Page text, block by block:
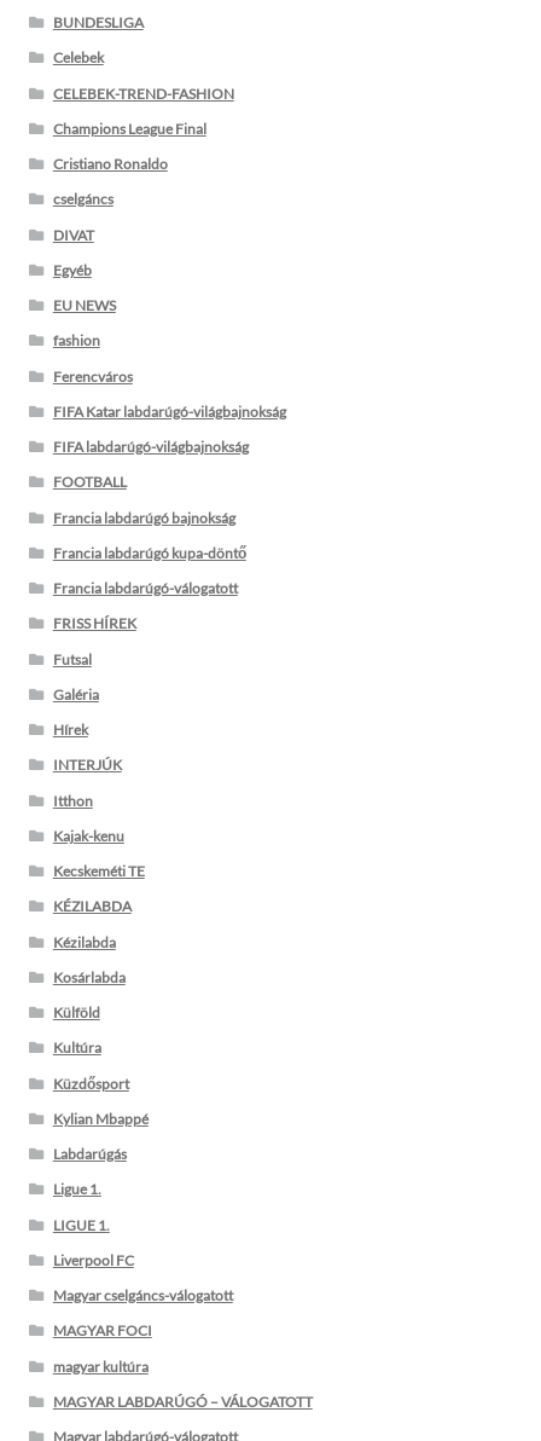
BUNDESLIGA
Celebek
CELEBEK-TREND-FASHION
Champions League Final
Cristiano Ronaldo
cselgáncs
DIVAT
Egyéb
EU NEWS
fashion
Ferencváros
FIFA Katar labdarúgó-világbajnokság
FIFA labdarúgó-világbajnokság
FOOTBALL
Francia labdarúgó bajnokság
Francia labdarúgó kupa-döntő
Francia labdarúgó-válogatott
FRISS HÍREK
Futsal
Galéria
Hírek
INTERJÚK
Itthon
Kajak-kenu
Kecskeméti TE
KÉZILABDA
Kézilabda
Kosárlabda
Külföld
Kultúra
Küzdősport
Kylian Mbappé
Labdarúgás
Ligue 1.
LIGUE 1.
Liverpool FC
Magyar cselgáncs-válogatott
MAGYAR FOCI
magyar kultúra
MAGYAR LABDARÚGÓ – VÁLOGATOTT
Magyar labdarúgó-válogatott